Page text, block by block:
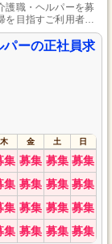
護職・ヘルパーを募
を目指すご利用者さ
手当など、各種手当
の方も安心です。
ーの正社員求
木 金 土 日
集 募集 募集 募集
集 募集 募集 募集
集 募集 募集 募集
集 募集 募集 募集